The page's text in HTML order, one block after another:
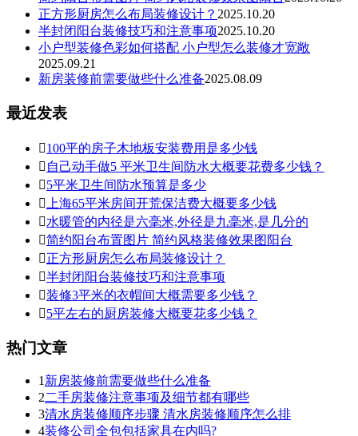
正方形厨房怎么布局装修设计？ 2025.10.20
半封闭阳台装修技巧和注意事项2025.10.20
小户型装修色彩如何搭配 小户型怎么装修才宽敞
2025.09.21
新房装修前需要做些什么准备2025.08.09
最近发表
100平的房子木地板安装费用是多少钱
 自己动手做5 平米卫生间防水大概要花费多少钱？
5平米卫生间防水预算是多少
 上海65平米房间开荒保洁费大概要多少钱
水暖管的内径是六毫米,外径是九毫米,是几分的
简约阳台布置图片 简约风格装修效果图阳台
正方形厨房怎么布局装修设计？
半封闭阳台装修技巧和注意事项
装修3平米的衣帽间大概需要多少钱？
5平左右的厨房装修大概要花多少钱？
热门文章
1 新房装修前需要做些什么准备
2二手房装修注意事项及细节都有哪些
3清水房装修顺序步骤 清水房装修顺序怎么排
4装修公司全包包括家具在内吗?